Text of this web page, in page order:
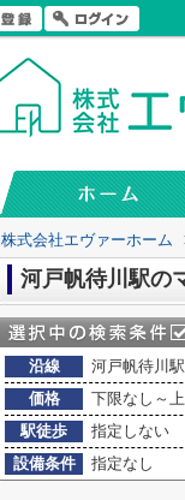
株式会社エヴァーホーム
河戸帆待川駅の
沿線
河戸帆待川駅
価格
下限なし～
駅徒歩
指定しない
設備条件
指定なし